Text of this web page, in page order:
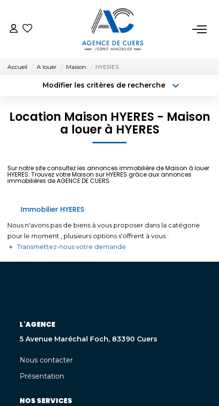
VENTES
BIENS VENDUS
NOTRE AGENCE
Accueil A louer Maison HYERES
Modifier les critères de recherche
Type de bien
Surface min
Créer une alerte
Location Maison HYERES - Maison
a louer à HYERES
Sur notre site consultez les annonces immobilière de Maison à louer
HYERES. Trouvez votre Maison sur HYERES grâce aux annonces
immobilières de AGENCE DE CUERS.
Immobilier HYERES
Nous n'avons pas de biens à vous proposer dans la catégorie
pour le moment , plusieurs options s'offrent à vous :
Transmettez-nous votre demande
L'AGENCE
5 Avenue Maréchal Foch, 83390 Cuers
Nous contacter
Présentation
NOS SERVICES